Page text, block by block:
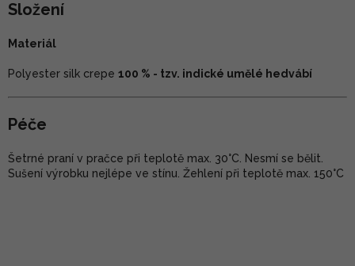
Složení
Materiál
Polyester silk crepe 100 % - tzv. indické umělé hedvábí
Péče
Šetrné praní v pračce při teplotě max. 30°C. Nesmí se bělit.
Sušení výrobku nejlépe ve stínu. Žehlení při teplotě max. 150°C